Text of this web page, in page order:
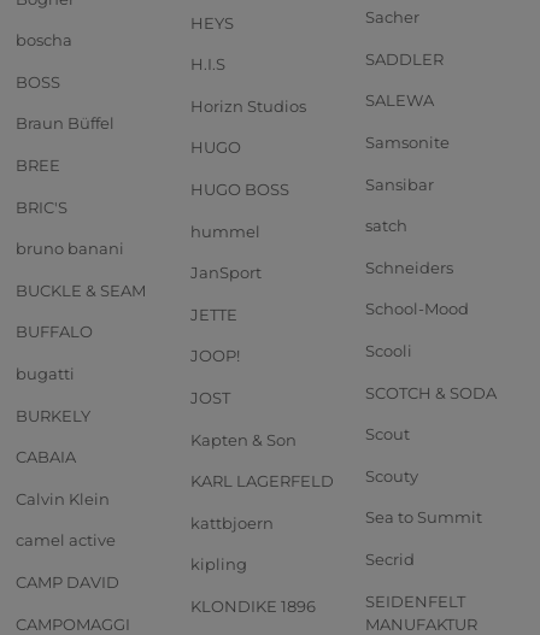
boscha
BOSS
Braun Büffel
BREE
BRIC'S
bruno banani
BUCKLE & SEAM
BUFFALO
bugatti
BURKELY
CABAIA
Calvin Klein
camel active
CAMP DAVID
CAMPOMAGGI
HEYS
H.I.S
Horizn Studios
HUGO
HUGO BOSS
hummel
JanSport
JETTE
JOOP!
JOST
Kapten & Son
KARL LAGERFELD
kattbjoern
kipling
KLONDIKE 1896
Sacher
SADDLER
SALEWA
Samsonite
Sansibar
satch
Schneiders
School-Mood
Scooli
SCOTCH & SODA
Scout
Scouty
Sea to Summit
Secrid
SEIDENFELT
MANUFAKTUR